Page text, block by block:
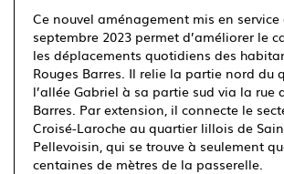
Ce nouvel aménagement mis en
septembre 2023 permet d’améliorer le
les déplacements quotidiens des
Rouges Barres. Il relie la partie nord du
l’allée Gabriel à sa partie sud via la rue
Barres. Par extension, il connecte le
Croisé-Laroche au quartier lillois de
Pellevoisin, qui se trouve à seulement
centaines de mètres de la passerelle.